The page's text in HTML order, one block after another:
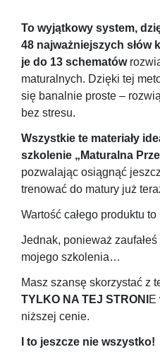
To wyjątkowy system,
48 najważniejszych słów
je do 13 schematów
maturalnych. Dzięki tej
się banalnie proste –
bez stresu.
Wszystkie te materiały
szkolenie „Maturalna
pozwalając osiągnąć
trenować do matury już
Wartość całego produktu
Jednak, ponieważ
mojego szkolenia…
Masz szansę skorzystać z
TYLKO NA TEJ STRONI E
niższej cenie.
I to jeszcze nie wszystko!